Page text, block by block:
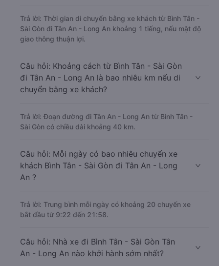
Trả lời: Thời gian di chuyển bằng xe khách từ Bình Tân -
Sài Gòn đi Tân An - Long An khoảng 1 tiếng, nếu mật độ
giao thông thuận lợi.
Câu hỏi: Khoảng cách từ Bình Tân - Sài Gòn
đi Tân An - Long An là bao nhiêu km nếu di
chuyển bằng xe khách?
Trả lời: Đoạn đường đi Tân An - Long An từ Bình Tân -
Sài Gòn có chiều dài khoảng 40 km.
Câu hỏi: Mỗi ngày có bao nhiêu chuyến xe
khách Bình Tân - Sài Gòn đi Tân An - Long
An ?
Trả lời: Trung bình mỗi ngày có khoảng 20 chuyến xe
bắt đầu từ 9:22 đến 21:58.
Câu hỏi: Nhà xe đi Bình Tân - Sài Gòn Tân
An - Long An nào khởi hành sớm nhất?